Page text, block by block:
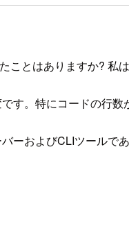
とはありますか? 私は
。特にコードの行数
およびCLIツールで